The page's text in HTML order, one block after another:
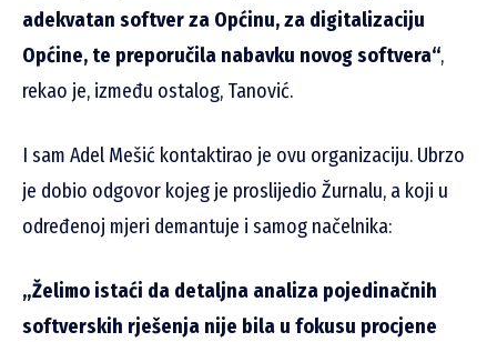
adekvatan softver za Općinu, za digitalizaciju
Općine, te preporučila nabavku novog softvera“,
rekao je, između ostalog, Tanović.
I sam Adel Mešić kontaktirao je ovu organizaciju. Ubrzo
je dobio odgovor kojeg je proslijedio Žurnalu, a koji u
određenoj mjeri demantuje i samog načelnika:
„Želimo istaći da detaljna analiza pojedinačnih
softverskih rješenja nije bila u fokusu procjene